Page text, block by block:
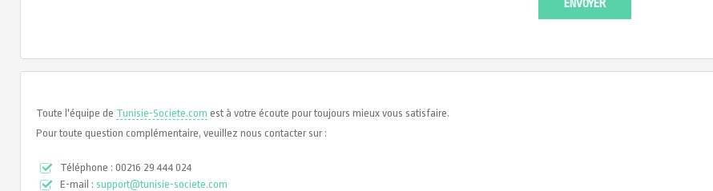
Toute l'équipe de Tunisie-Societe.com est à votre écoute pour toujours mieux vous satisfaire.
Pour toute question complémentaire, veuillez nous contacter sur :
Téléphone : 00216 29 444 024
E-mail : support@tunisie-societe.com